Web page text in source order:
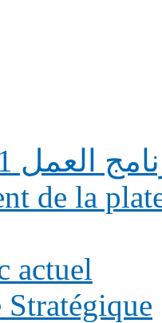
العمل 2011-2013
de la
actuel
Stratégique